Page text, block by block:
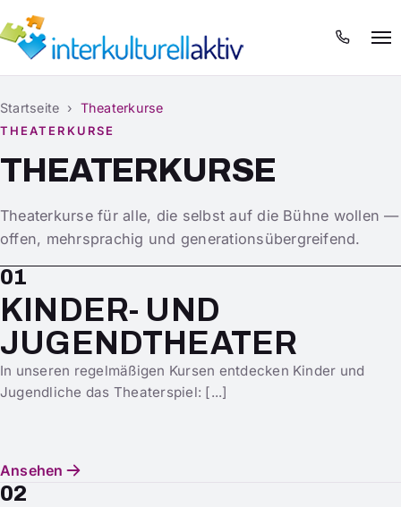
Startseite › Theaterkurse
THEATERKURSE
THEATERKURSE
Theaterkurse für alle, die selbst auf die Bühne wollen —
offen, mehrsprachig und generationsübergreifend.
01
KINDER- UND
JUGENDTHEATER
In unseren regelmäßigen Kursen entdecken Kinder und
Jugendliche das Theaterspiel: [...]
Ansehen
02